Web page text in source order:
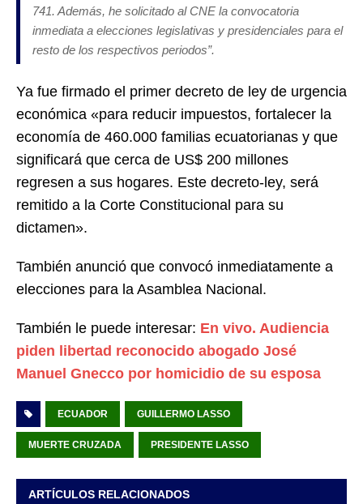
741. Además, he solicitado al CNE la convocatoria
inmediata a elecciones legislativas y presidenciales para el
resto de los respectivos periodos”.
Ya fue firmado el primer decreto de ley de urgencia
económica «para reducir impuestos, fortalecer la
economía de 460.000 familias ecuatorianas y que
significará que cerca de US$ 200 millones
regresen a sus hogares. Este decreto-ley, será
remitido a la Corte Constitucional para su
dictamen».
También anunció que convocó inmediatamente a
elecciones para la Asamblea Nacional.
También le puede interesar: En vivo. Audiencia
piden libertad reconocido abogado José
Manuel Gnecco por homicidio de su esposa
ECUADOR GUILLERMO LASSO
MUERTE CRUZADA PRESIDENTE LASSO
ARTÍCULOS RELACIONADOS